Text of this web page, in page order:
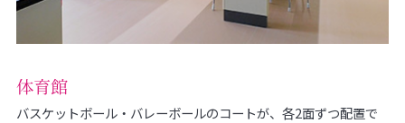
体育館
バスケットボール・バレーボールのコートが、各2面ずつ配置で